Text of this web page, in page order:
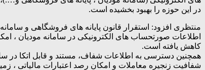
در این حوزه را بهبود بخشیده است.
منتظری افزود: استقرار قانون پایانه های فروشگاهی و
اطلاعات صورتحساب های الکترونیکی در سامانه مودیان
کاهش یافته است.
همچنین دسترسی به اطلاعات شفاف، مستند و قابل اتکا در
شفافیت زنجیره معاملات و امکان رصد اعتبارات مالیاتی ،